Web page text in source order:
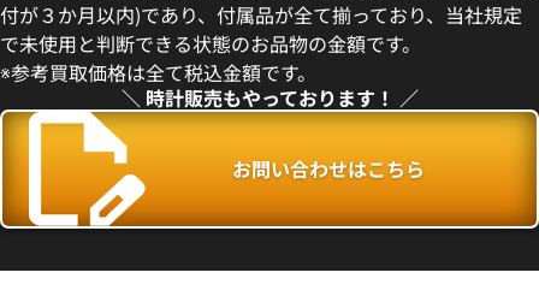
日時点の参考買取価格です ※2026年5月9日時点の参考買
付が３か月以内)であり、付属品が全て揃っており、当社規定
で未使用と判断できる状態のお品物の金額です。
※参考買取価格は全て税込金額です。
＼ 時計販売もやっております！ ／
お問い合わせはこちら